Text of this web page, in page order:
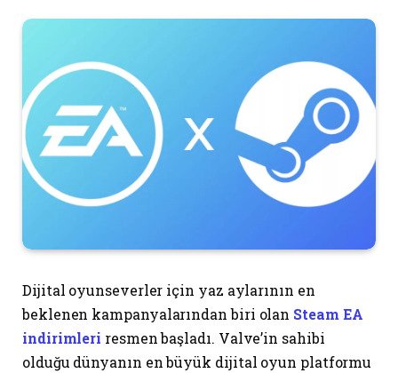
Dijital oyunseverler için yaz aylarının en
beklenen kampanyalarından biri olan Steam EA
indirimleri resmen başladı. Valve’in sahibi
olduğu dünyanın en büyük dijital oyun platformu